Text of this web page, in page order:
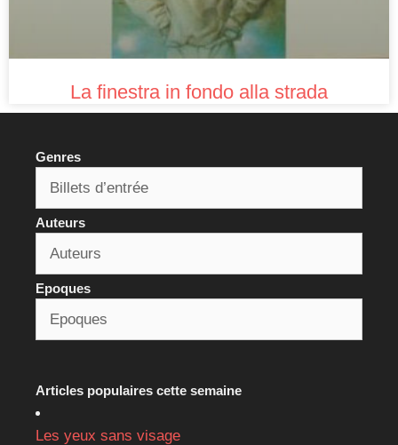
La finestra in fondo alla strada
Genres
Auteurs
Epoques
Articles populaires cette semaine
Les yeux sans visage